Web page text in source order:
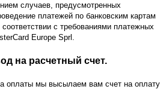
случаев, предусмотренных
платежей по банковским картам
с требованиями платежных
Europe Sprl.
на расчетный счет.
оплаты мы высылаем вам счет на оплату